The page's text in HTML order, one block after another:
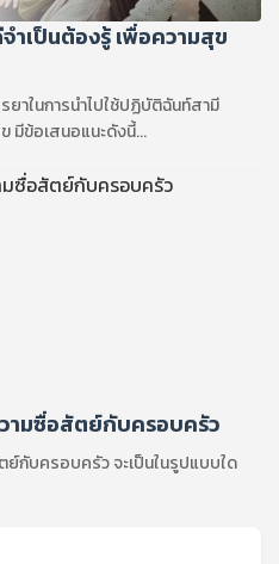
เป็นต้องรู้ เพื่อความสุข
าในการนำไปใช้ปฏิบัติฉันท์สามี
มีข้อเสนอแนะดังนี้...
ามซื่อสัตย์กับครอบครัว
กับครอบครัว จะเป็นในรูปแบบใด